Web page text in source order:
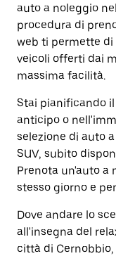
auto a noleggio
procedura di
web ti permette
veicoli offerti dai
massima facilità.
Stai pianificando
anticipo o
selezione di auto
SUV, subito
Prenota un'auto a
stesso giorno e
Dove andare lo
all'insegna del
città di